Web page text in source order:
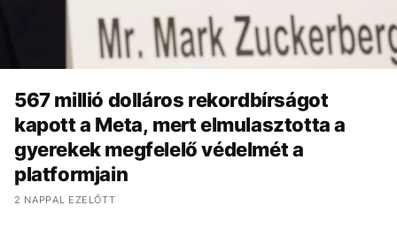
567 millió dolláros rekordbírságot
kapott a Meta, mert elmulasztotta a
gyerekek megfelelő védelmét a
platformjain
2 NAPPAL EZELŐTT